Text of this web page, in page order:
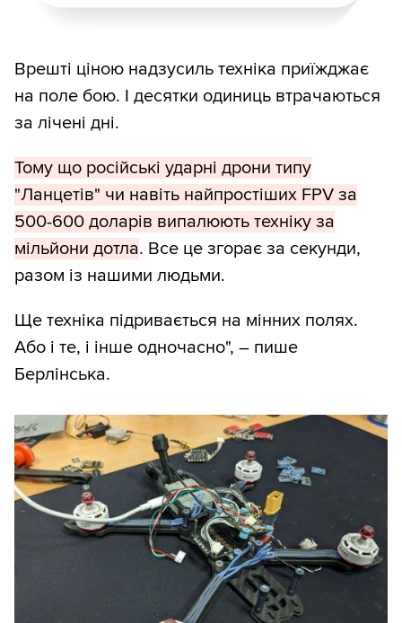
Врешті ціною надзусиль техніка приїжджає
на поле бою. І десятки одиниць втрачаються
за лічені дні.
Тому що російські ударні дрони типу
"Ланцетів" чи навіть найпростіших FPV за
500-600 доларів випалюють техніку за
мільйони дотла. Все це згорає за секунди,
разом із нашими людьми.
Ще техніка підривається на мінних полях.
Або і те, і інше одночасно", – пише
Берлінська.